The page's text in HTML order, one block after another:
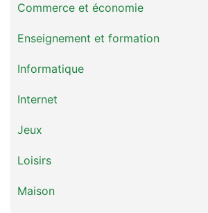
Commerce et économie
Enseignement et formation
Informatique
Internet
Jeux
Loisirs
Maison